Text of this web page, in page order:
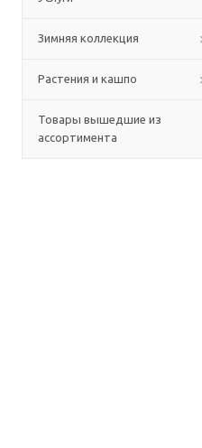
Зимняя коллекция
Растения и кашпо
Товары вышедшие из
ассортимента